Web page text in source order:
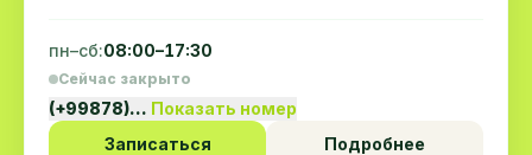
пн–сб:08:00–17:30
Сейчас закрыто
(+99878)… Показать номер
Записаться
Подробнее